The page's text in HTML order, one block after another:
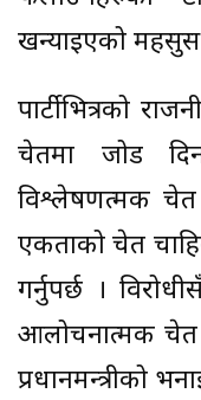
खन्याइएको महसुस
पार्टीभित्रको
चेतमा जोड
विश्लेषणत्मक चेत
एकताको चेत
गर्नुपर्छ ।
आलोचनात्मक चेत
प्रधानमन्त्रीको